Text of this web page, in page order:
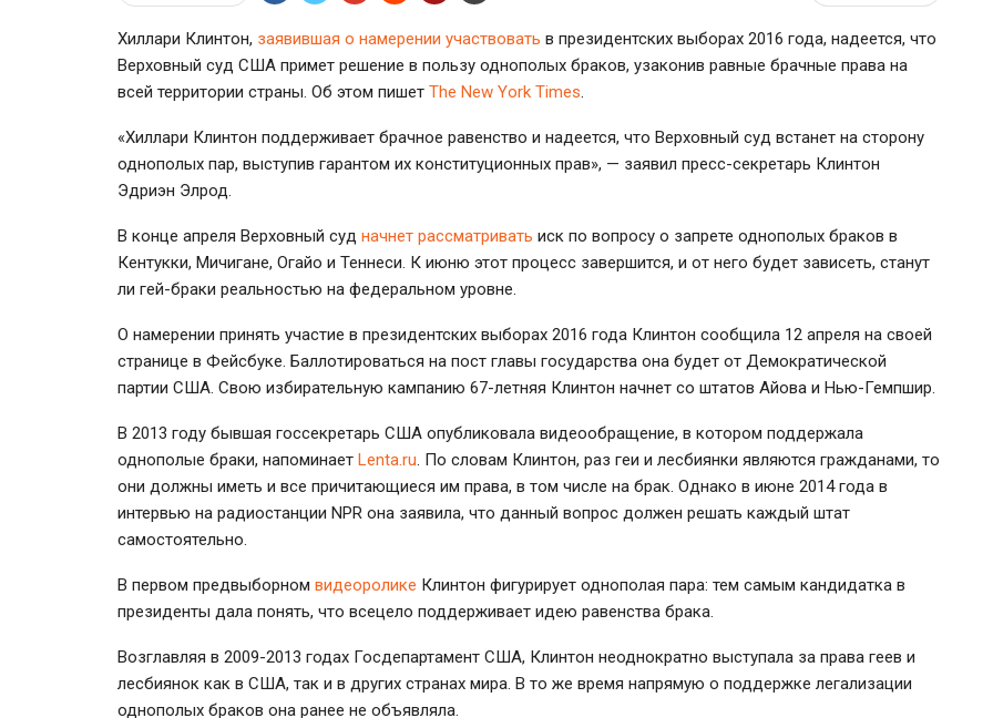
Хиллари Клинтон, заявившая о намерении участвовать в президентских выборах 2016 года, надеется, что
Верховный суд США примет решение в пользу однополых браков, узаконив равные брачные права на
всей территории страны. Об этом пишет The New York Times
«Хиллари Клинтон поддерживает брачное равенство и надеется, что Верховный суд встанет на сторону
однополых пар, выступив гарантом их конституционных прав», — заявил пресс-секретарь Клинтон
Эдриэн Элрод.
В конце апреля Верховный суд начнет рассматривать иск по вопросу о запрете однополых браков в
Кентукки, Мичигане, Огайо и Теннеси. К июню этот процесс завершится, и от него будет зависеть, станут
ли гей-браки реальностью на федеральном уровне.
О намерении принять участие в президентских выборах 2016 года Клинтон сообщила 12 апреля на своей
странице в Фейсбуке. Баллотироваться на пост главы государства она будет от Демократической
партии США. Свою избирательную кампанию 67-летняя Клинтон начнет со штатов Айова и Нью-Гемпшир.
В 2013 году бывшая госсекретарь США опубликовала видеообращение, в котором поддержала
однополые браки, напоминает Lenta.ru . По словам Клинтон, раз геи и лесбиянки являются гражданами, то
они должны иметь и все причитающиеся им права, в том числе на брак. Однако в июне 2014 года в
интервью на радиостанции NPR она заявила, что данный вопрос должен решать каждый штат
самостоятельно.
В первом предвыборном видеоролике Клинтон фигурирует однополая пара: тем самым кандидатка в
президенты дала понять, что всецело поддерживает идею равенства брака.
Возглавляя в 2009-2013 годах Госдепартамент США, Клинтон неоднократно выступала за права геев и
лесбиянок как в США, так и в других странах мира. В то же время напрямую о поддержке легализации
однополых браков она ранее не объявляла.